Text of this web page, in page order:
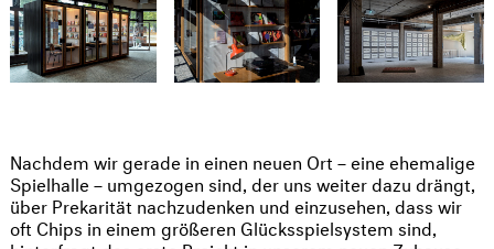
Nachdem wir gerade in einen neuen Ort – eine ehemalige
Spielhalle – umgezogen sind, der uns weiter dazu drängt,
über Prekarität nachzudenken und einzusehen, dass wir
oft Chips in einem größeren Glücksspielsystem sind,